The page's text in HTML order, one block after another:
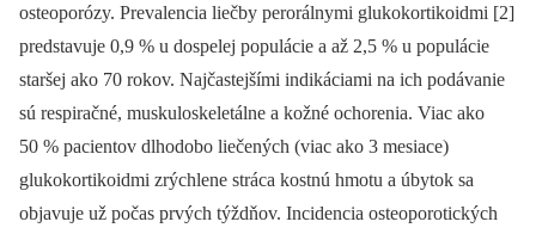
osteoporózy. Prevalencia liečby perorálnymi glukokortikoidmi [2]
predstavuje 0,9 % u dospelej populácie a až 2,5 % u populácie
staršej ako 70 rokov. Najčastejšími indikáciami na ich podávanie
sú respiračné, muskuloskeletálne a kožné ochorenia. Viac ako
50 % pacientov dlhodobo liečených (viac ako 3 mesiace)
glukokortikoidmi zrýchlene stráca kostnú hmotu a úbytok sa
objavuje už počas prvých týždňov. Incidencia osteoporotických